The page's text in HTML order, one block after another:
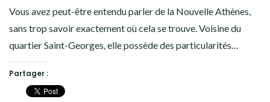
Vous avez peut-être entendu parler de la Nouvelle Athènes,
sans trop savoir exactement où cela se trouve. Voisine du
quartier Saint-Georges, elle possède des particularités…
Partager :